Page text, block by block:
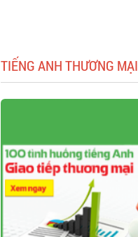
TIẾNG ANH THƯƠNG MẠI